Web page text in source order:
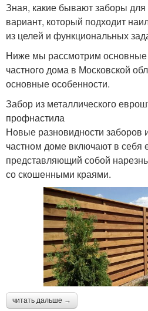
Зная, какие бывают заборы
вариант, который подходит
из целей и функциональных
Ниже мы рассмотрим основные
частного дома в Московской
основные особенности.
Забор из металлического
профнастила
Новые разновидности заборов
частном доме включают в себя
представляющий собой
со скошенными краями.
читать дальше →